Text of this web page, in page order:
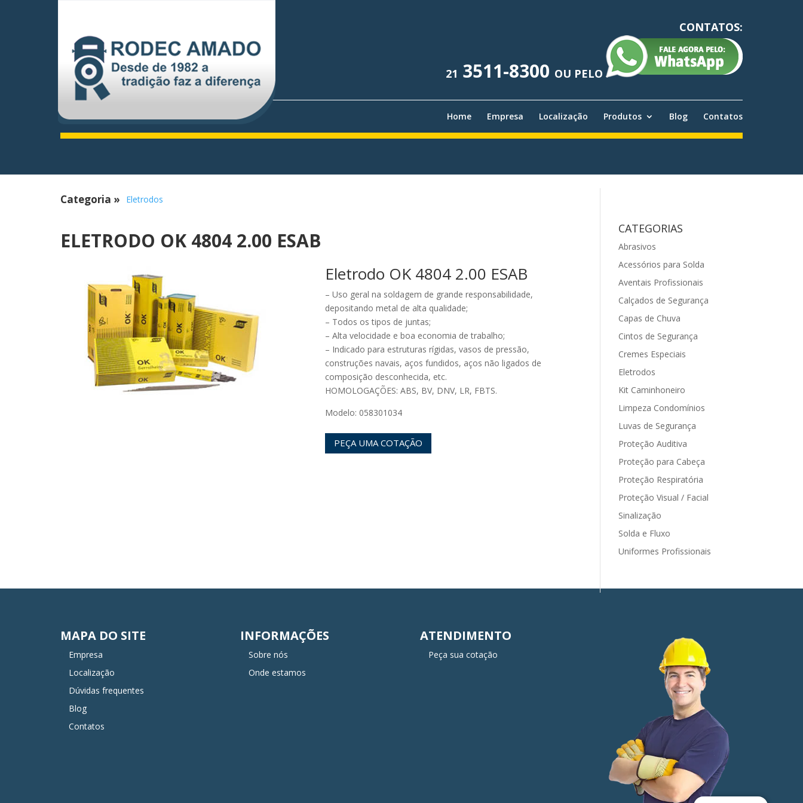
CONTATOS:
21 3511-8300 OU PELO
Home Empresa Localização Produtos Blog Contatos
Categoria » Eletrodos
ELETRODO OK 4804 2.00 ESAB
Eletrodo OK 4804 2.00 ESAB
– Uso geral na soldagem de grande responsabilidade,
depositando metal de alta qualidade;
– Todos os tipos de juntas;
– Alta velocidade e boa economia de trabalho;
– Indicado para estruturas rígidas, vasos de pressão,
construções navais, aços fundidos, aços não ligados de
composição desconhecida, etc.
HOMOLOGAÇÕES: ABS, BV, DNV, LR, FBTS.
Modelo: 058301034
PEÇA UMA COTAÇÃO
CATEGORIAS
Abrasivos
Acessórios para Solda
Aventais Profissionais
Calçados de Segurança
Capas de Chuva
Cintos de Segurança
Cremes Especiais
Eletrodos
Kit Caminhoneiro
Limpeza Condomínios
Luvas de Segurança
Proteção Auditiva
Proteção para Cabeça
Proteção Respiratória
Proteção Visual / Facial
Sinalização
Solda e Fluxo
Uniformes Profissionais
MAPA DO SITE
Empresa
Localização
Dúvidas frequentes
Blog
Contatos
INFORMAÇÕES
Sobre nós
Onde estamos
ATENDIMENTO
Peça sua cotação